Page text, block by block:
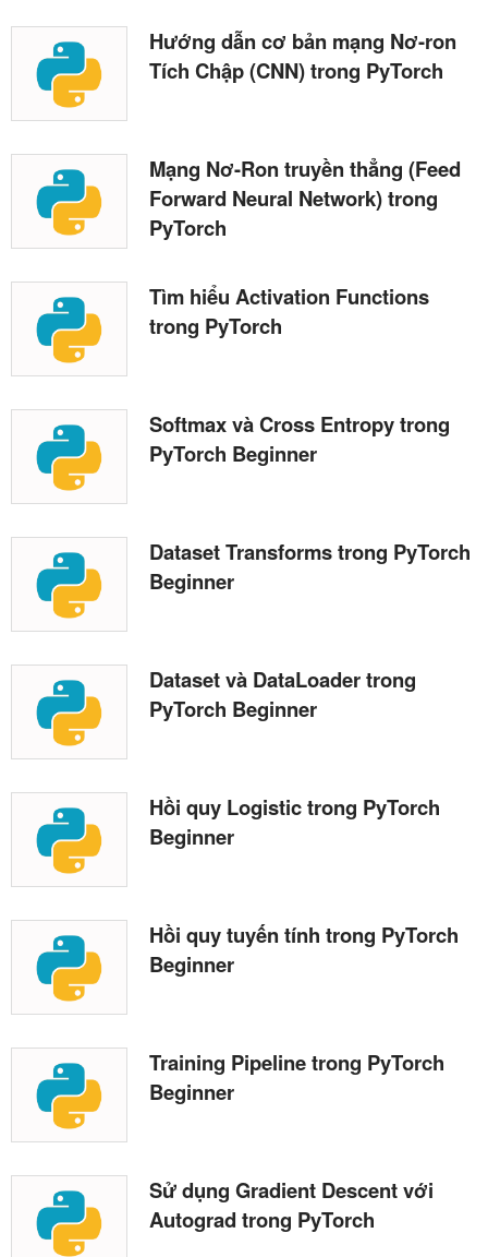
Hướng dẫn cơ bản mạng Nơ-ron
Tích Chập (CNN) trong PyTorch
Mạng Nơ-Ron truyền thẳng (Feed
Forward Neural Network) trong
PyTorch
Tìm hiểu Activation Functions
trong PyTorch
Softmax và Cross Entropy trong
PyTorch Beginner
Dataset Transforms trong PyTorch
Beginner
Dataset và DataLoader trong
PyTorch Beginner
Hồi quy Logistic trong PyTorch
Beginner
Hồi quy tuyến tính trong PyTorch
Beginner
Training Pipeline trong PyTorch
Beginner
Sử dụng Gradient Descent với
Autograd trong PyTorch